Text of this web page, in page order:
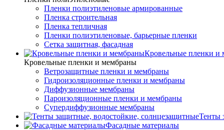
Пленки полиэтиленовые армированные
Пленка строительная
Пленка тепличная
Пленки полиэтиленовые, барьерные пленки
Сетка защитная, фасадная
Кровельные пленки и
Кровельные пленки и мембраны
Ветрозащитные пленки и мембраны
Гидроизоляционные пленки и мембраны
Диффузионные мембраны
Пароизоляционные пленки и мембраны
Супердиффузионные мембраны
Тенты
Фасадные материалы